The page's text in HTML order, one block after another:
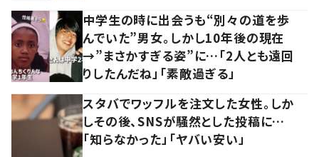
中学生の時に出会うも“別々の道を歩
んでいた”男女。しかし10年後の現在
→”まさかすぎる姿”に…「2人とも遠回
りしたんだね」「素敵過ぎる」
スタバでワッフルを注文した女性。しか
しその後、SNSが騒然とした投稿に…
「知らなかった」「ヤバい安い」